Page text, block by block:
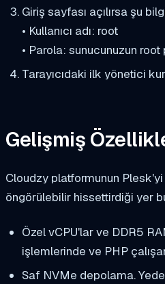
Giriş sayfası açılırsa şu
• Kullanıcı adı: root
• Parola: sunucunuzun root
Tarayıcıdaki ilk yönetici
Gelişmiş
Cloudzy platformunun Plesk'yi
öngörülebilir hissettirdiği yer
Özel vCPU'lar ve DDR5
işlemlerinde ve PHP
Saf NVMe depolama.